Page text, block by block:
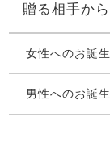
贈る相手か
女性へのお誕
男性へのお誕